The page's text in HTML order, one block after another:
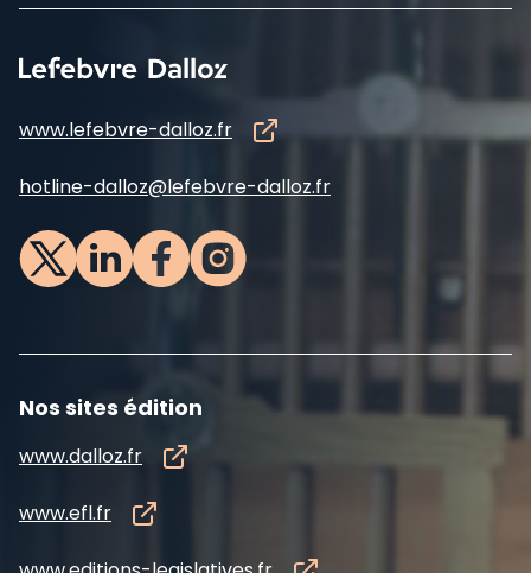
www.lefebvre-dalloz.fr
hotline-dalloz@lefebvre-dalloz.fr
Nos sites édition
www.dalloz.fr
www.efl.fr